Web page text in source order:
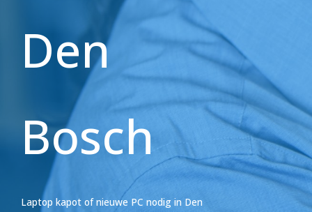
Den
Bosch
Laptop kapot of nieuwe PC nodig in Den